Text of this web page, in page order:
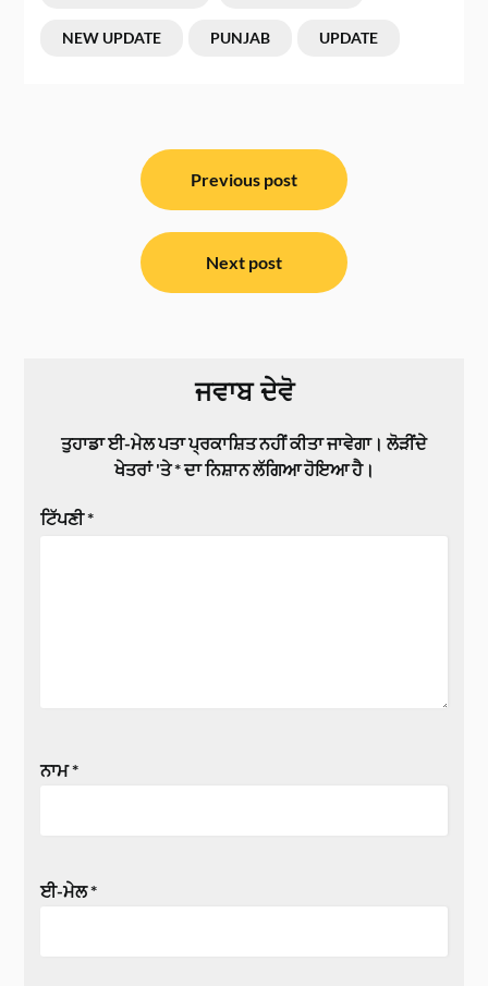
NEW UPDATE PUNJAB UPDATE
Previous post
Next post
ਜਵਾਬ ਦੇਵੋ
ਤੁਹਾਡਾ ਈ-ਮੇਲ ਪਤਾ ਪ੍ਰਕਾਸ਼ਿਤ ਨਹੀਂ ਕੀਤਾ ਜਾਵੇਗਾ। ਲੋੜੀਂਦੇ
ਖੇਤਰਾਂ 'ਤੇ*ਦਾ ਨਿਸ਼ਾਨ ਲੱਗਿਆ ਹੋਇਆ ਹੈ।
ਟਿੱਪਣੀ*
ਨਾਮ*
ਈ-ਮੇਲ*